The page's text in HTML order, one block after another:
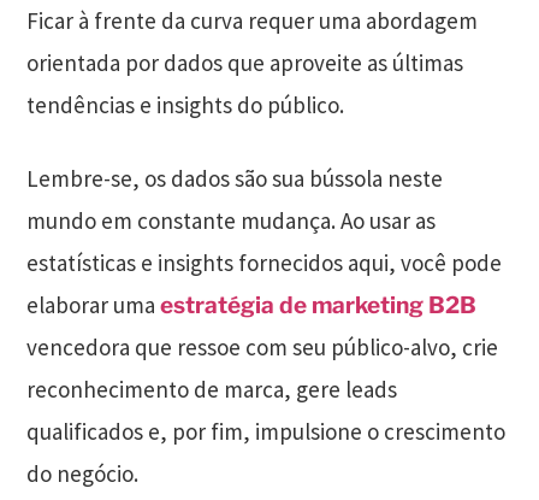
Ficar à frente da curva requer uma abordagem
orientada por dados que aproveite as últimas
tendências e insights do público.
Lembre-se, os dados são sua bússola neste
mundo em constante mudança. Ao usar as
estatísticas e insights fornecidos aqui, você pode
elaborar umaestratégia de marketing B2B
vencedora que ressoe com seu público-alvo, crie
reconhecimento de marca, gere leads
qualificados e, por fim, impulsione o crescimento
do negócio.